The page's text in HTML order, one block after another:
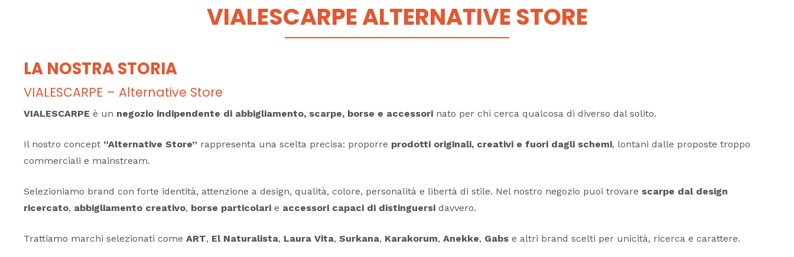
VIALESCARPE ALTERNATIVE STORE
LA NOSTRA STORIA
VIALESCARPE – Alternative Store
VIALESCARPE è un negozio indipendente di abbigliamento, scarpe, borse e accessori nato per chi cerca qualcosa di diverso dal solito.
Il nostro concept “Alternative Store” rappresenta una scelta precisa: proporre prodotti originali, creativi e fuori dagli schemi, lontani dalle proposte troppo
commerciali e mainstream.
Selezioniamo brand con forte identità, attenzione a design, qualità, colore, personalità e libertà di stile. Nel nostro negozio puoi trovare scarpe dal design
ricercato, abbigliamento creativo, borse particolari e accessori capaci di distinguersi davvero.
Trattiamo marchi selezionati come ART, El Naturalista, Laura Vita, Surkana, Karakorum, Anekke, Gabs e altri brand scelti per unicità, ricerca e carattere.